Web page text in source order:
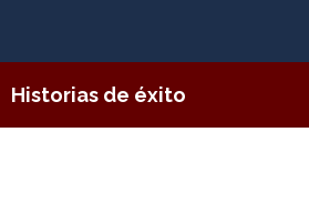
Historias de éxito